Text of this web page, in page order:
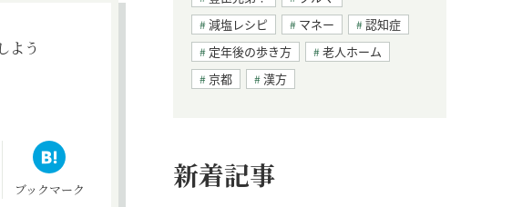
よう
ブックマーク
減塩レシピ
マネー
認知症
定年後の歩き方
老人ホーム
京都
漢方
新着記事